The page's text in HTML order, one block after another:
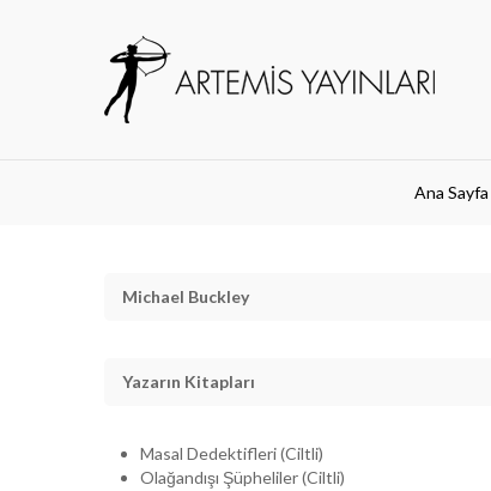
Ana Sayfa
Michael Buckley
Yazarın Kitapları
Masal Dedektifleri (Ciltli)
Olağandışı Şüpheliler (Ciltli)